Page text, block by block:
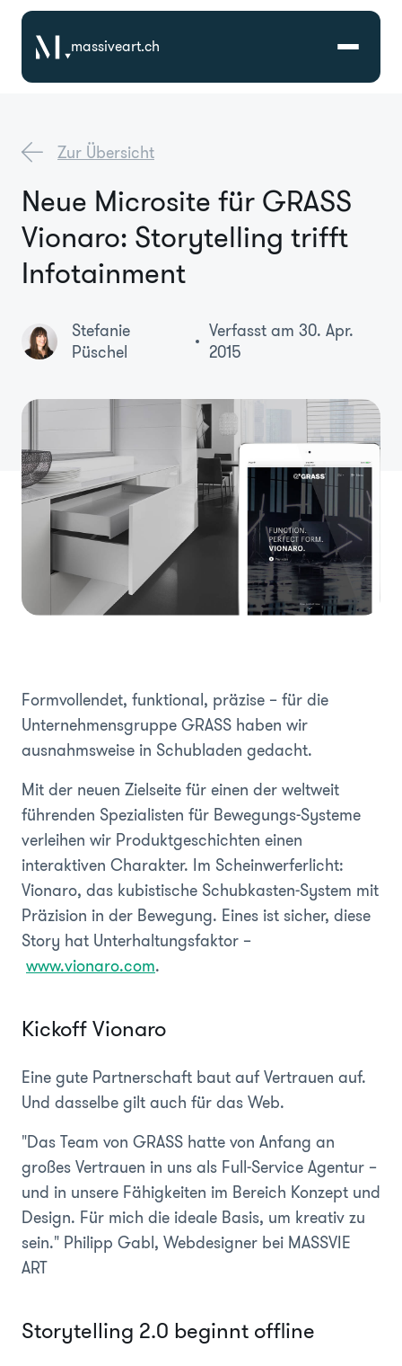
massiveart.ch
Referenzen
Branchen
Karriere
Über Uns
Zur Übersicht
Neue Microsite für GRASS
Vionaro: Storytelling trifft
Infotainment
Stefanie
Püschel
Verfasst am 30. Apr.
2015
Formvollendet, funktional, präzise – für die
Unternehmensgruppe GRASS haben wir
ausnahmsweise in Schubladen gedacht.
Mit der neuen Zielseite für einen der weltweit
führenden Spezialisten für Bewegungs-Systeme
verleihen wir Produktgeschichten einen
interaktiven Charakter. Im Scheinwerferlicht:
Vionaro, das kubistische Schubkasten-System mit
Präzision in der Bewegung. Eines ist sicher, diese
Story hat Unterhaltungsfaktor –
www.vionaro.com.
Kickoff Vionaro
Eine gute Partnerschaft baut auf Vertrauen auf.
Und dasselbe gilt auch für das Web.
"Das Team von GRASS hatte von Anfang an
großes Vertrauen in uns als Full-Service Agentur –
und in unsere Fähigkeiten im Bereich Konzept und
Design. Für mich die ideale Basis, um kreativ zu
sein." Philipp Gabl, Webdesigner bei MASSVIE
ART
Storytelling 2.0 beginnt offline